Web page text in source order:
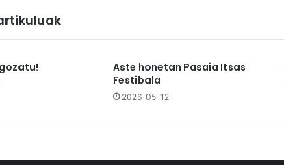
Aste honetan Pasaia Itsas
Festibala
2026-05-12